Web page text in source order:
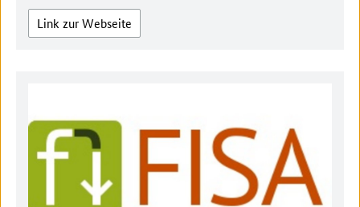
Link zur Webseite